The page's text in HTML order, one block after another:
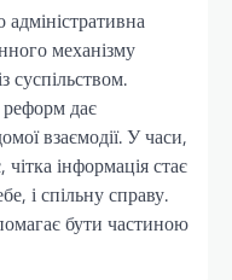
механізму
суспільством.
дає
взаємодії. У часи,
інформація стає
і спільну справу.
бути частиною